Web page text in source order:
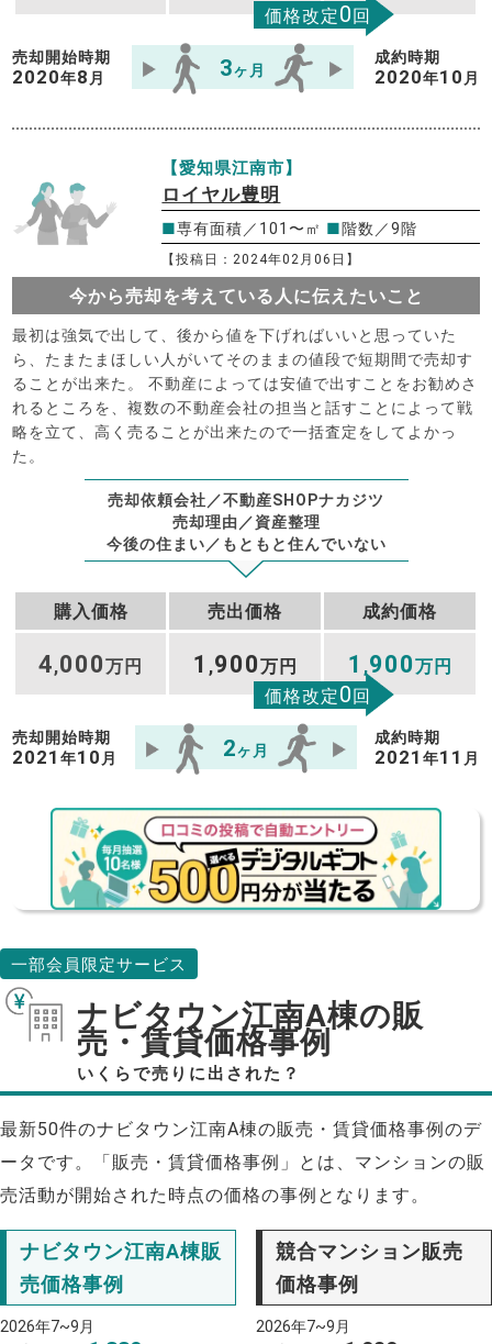
価格改定0 回
売却開始時期
2020年8 月 3ヶ月
成約時期
2020年10 月
【愛知県江南市】
ロイヤル豊明
■専有面積／101〜㎡ ■階数／9階
【投稿日：2024年02月06日】
今から売却を考えている人に伝えたいこと
最初は強気で出して、後から値を下げればいいと思っていた
ら、たまたまほしい人がいてそのままの値段で短期間で売却す
ることが出来た。 不動産によっては安値で出すことをお勧めさ
れるところを、複数の不動産会社の担当と話すことによって戦
略を立て、高く売ることが出来たので一括査定をしてよかっ
た。
売却依頼会社／不動産SHOPナカジツ
売却理由／資産整理
今後の住まい／もともと住んでいない
購入価格 売出価格 成約価格
4,000万円 1 ,900万円 1 ,900万円
価格改定0 回
売却開始時期
2021年10 月 2ヶ月
成約時期
2021 年11 月
一部会員限定サービス
ナビタウン江南A棟の販
売・賃貸価格事例
いくらで売りに出された？
最新50件のナビタウン江南A棟の販売・賃貸価格事例のデ
ータです。「販売・賃貸価格事例」とは、マンションの販
売活動が開始された時点の価格の事例となります。
ナビタウン江南A棟販
売価格事例
2026年7~9月
競合マンション販売
価格事例
2026年7~9月